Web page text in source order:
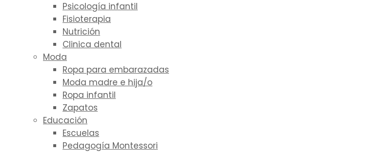
Psicología infantil
Fisioterapia
Nutrición
Clinica dental
Moda
Ropa para embarazadas
Moda madre e hija/o
Ropa infantil
Zapatos
Educación
Escuelas
Pedagogía Montessori